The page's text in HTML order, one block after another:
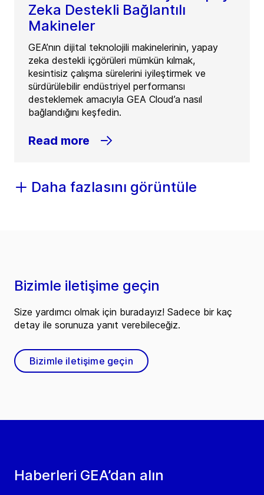
Zeka Destekli Bağlantılı
Makineler
GEA’nın dijital teknolojili makinelerinin, yapay
zeka destekli içgörüleri mümkün kılmak,
kesintisiz çalışma sürelerini iyileştirmek ve
sürdürülebilir endüstriyel performansı
desteklemek amacıyla GEA Cloud’a nasıl
bağlandığını keşfedin.
Read more
Daha fazlasını görüntüle
Haberleri GEA’dan alın
Bizimle iletişime geçin
Size yardımcı olmak için buradayız! Sadece bir kaç
detay ile sorunuza yanıt verebileceğiz.
Bizimle iletişime geçin